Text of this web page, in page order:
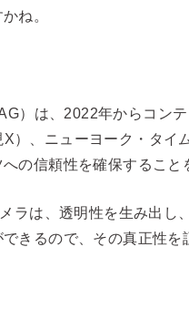
ね。
）は、2022年からコン
）、ニューヨーク・タイ
の信頼性を確保すること
ラは、透明性を生み出し
きるので、その真正性を